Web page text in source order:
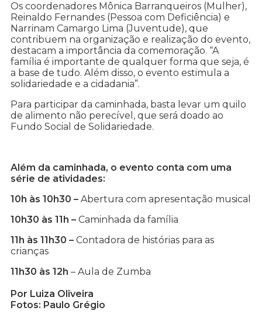
Os coordenadores Mônica Barranqueiros (Mulher),
Reinaldo Fernandes (Pessoa com Deficiência) e
Narrinam Camargo Lima (Juventude), que
contribuem na organização e realização do evento,
destacam a importância da comemoração. “A
família é importante de qualquer forma que seja, é
a base de tudo. Além disso, o evento estimula a
solidariedade e a cidadania”.
Para participar da caminhada, basta levar um quilo
de alimento não perecível, que será doado ao
Fundo Social de Solidariedade.
Além da caminhada, o evento conta com uma
série de atividades:
10h às 10h30 – Abertura com apresentação musical
10h30 às 11h – Caminhada da família
11h às 11h30 – Contadora de histórias para as
crianças
11h30 às 12h – Aula de Zumba
Por Luiza Oliveira
Fotos: Paulo Grégio